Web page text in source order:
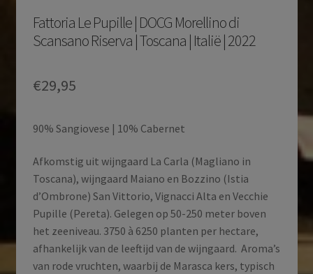
Fattoria Le Pupille | DOCG Morellino di
Scansano Riserva | Toscana | Italië | 2022
€29,95
90% Sangiovese | 10% Cabernet
Afkomstig uit wijngaard La Carla (Magliano in
Toscana), wijngaard Maiano en Bozzino (Istia
d’Ombrone) San Vittorio, Vignacci Alta en Vecchie
Pupille (Pereta). Gelegen op 50-250 meter boven
het zeeniveau. 3750 à 6250 planten per hectare,
afhankelijk van de leeftijd van de wijngaard. Aroma’s
van rode vruchten, waarbij de Marasca kers, typisch